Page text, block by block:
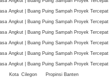
Angkut | Buang Puing Sampah Proyek Tercepat
Angkut | Buang Puing Sampah Proyek Tercepat
Angkut | Buang Puing Sampah Proyek Tercepat
Angkut | Buang Puing Sampah Proyek Tercepat
Angkut | Buang Puing Sampah Proyek Tercepat
Angkut | Buang Puing Sampah Proyek Tercepat
Kota Cilegon Propinsi Banten